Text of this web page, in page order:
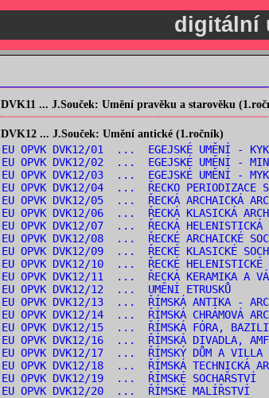
digitální
DVK11 ... J.Souček: Umění pravěku a starověku
DVK12 ... J.Souček: Umění antické (1.ročník)
EU OPVK DVK12/01 ... EGEJSKÉ UMĚNÍ -
EU OPVK DVK12/02 ... EGEJSKÉ UMĚNÍ -
EU OPVK DVK12/03 ... EGEJSKÉ UMĚNÍ -
EU OPVK DVK12/04 ... ŘECKO PERIODIZACE
EU OPVK DVK12/05 ... ŘECKÁ ARCHAICKÁ
EU OPVK DVK12/06 ... ŘECKÁ KLASICKÁ
EU OPVK DVK12/07 ... ŘECKÁ HELENISTICKÁ
EU OPVK DVK12/08 ... ŘECKÉ ARCHAICKÉ
EU OPVK DVK12/09 ... ŘECKÉ KLASICKÉ
EU OPVK DVK12/10 ... ŘECKÉ HELENISTICKÉ
EU OPVK DVK12/11 ... ŘECKÁ KERAMIKA A
EU OPVK DVK12/12 ... UMĚNÍ ETRUSKŮ
EU OPVK DVK12/13 ... ŘÍMSKÁ ANTIKA -
EU OPVK DVK12/14 ... ŘÍMSKÁ CHRÁMOVÁ
EU OPVK DVK12/15 ... ŘÍMSKÁ FÓRA,
EU OPVK DVK12/16 ... ŘÍMSKÁ DIVADLA,
EU OPVK DVK12/17 ... ŘÍMSKÝ DŮM A VILLA
EU OPVK DVK12/18 ... ŘÍMSKÁ TECHNICKÁ
EU OPVK DVK12/19 ... ŘÍMSKÉ SOCHAŘSTVÍ
EU OPVK DVK12/20 ... ŘÍMSKÉ MALÍŘSTVÍ